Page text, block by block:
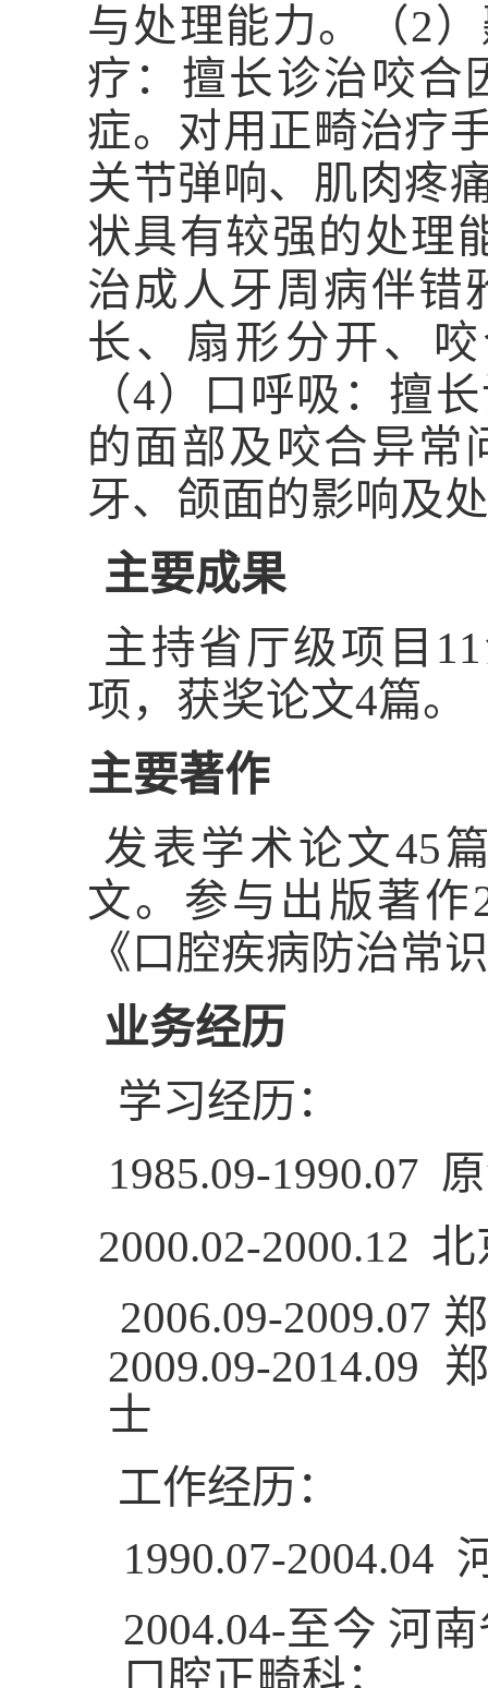
与处理能力。（2
疗：擅长诊治咬合
症。对用正畸治疗
关节弹响、肌肉疼
状具有较强的处理
治成人牙周病伴错
长、扇形分开、
（4）口呼吸：擅
的面部及咬合异常
牙、颌面的影响及
主要成果
主持省厅级项目
项，获奖论文4篇。
主要著作
发表学术论文45
文。参与出版著
《口腔疾病防治常
业务经历
学习经历：
1985.09-1990.07
2000.02-2000.12
2006.09-2009.07
2009.09-2014.09
士
工作经历：
1990.07-2004.04
2004.04-至今 河